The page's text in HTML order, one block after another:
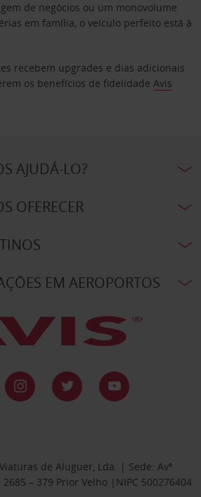
de negócios ou um monovolume
em família, o veículo perfeito está à
recebem upgrades e dias adicionais
os benefícios de fidelidade Avis
AJUDÁ-LO?
OFERECER
EM AEROPORTOS
de Aluguer, Lda. | Sede: Avª
2685 – 379 Prior Velho |NIPC 500276404